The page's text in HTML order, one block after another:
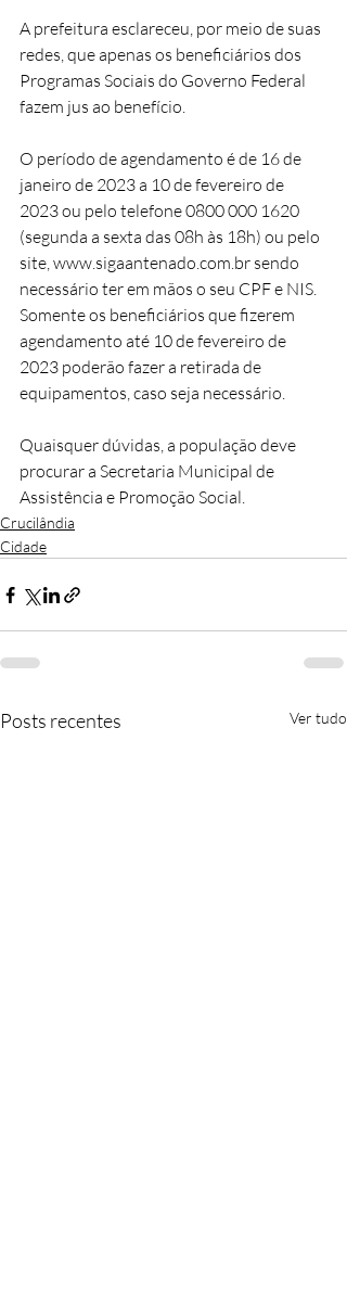
A prefeitura esclareceu, por meio de suas
redes, que apenas os beneficiários dos
Programas Sociais do Governo Federal
fazem jus ao benefício.
O período de agendamento é de 16 de
janeiro de 2023 a 10 de fevereiro de
2023 ou pelo telefone 0800 000 1620
(segunda a sexta das 08h às 18h) ou pelo
site, www.sigaantenado.com.br sendo
necessário ter em mãos o seu CPF e NIS.
Somente os beneficiários que fizerem
agendamento até 10 de fevereiro de
2023 poderão fazer a retirada de
equipamentos, caso seja necessário.
Quaisquer dúvidas, a população deve
procurar a Secretaria Municipal de
Assistência e Promoção Social.
Crucilândia
Cidade
Posts recentes Ver tudo